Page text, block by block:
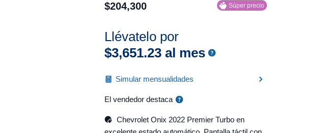
$204,300 Súper precio
Llévatelo por
$3,651.23al mes
Simular mensualidades
El vendedor destaca
Chevrolet Onix 2022 Premier Turbo en